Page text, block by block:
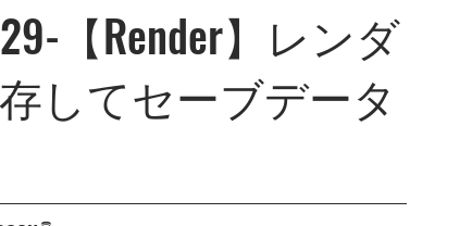
【Render】レンダ
してセーブデータ